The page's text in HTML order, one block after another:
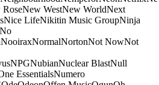
New WestNew WorldNext
Nice LifeNikitin Music GroupNinja
No
NooiraxNormalNortonNot NowNot
NPGNubianNuclear BlastNull
EssentialsNumero